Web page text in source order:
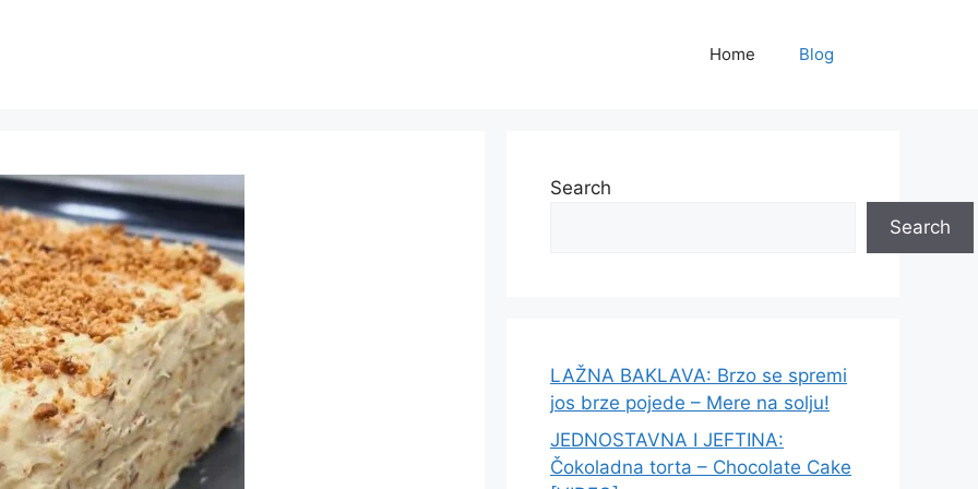
Home Blog
Search
Search
LAŽNA BAKLAVA: Brzo se spremi
jos brze pojede – Mere na solju!
JEDNOSTAVNA I JEFTINA:
Čokoladna torta – Chocolate Cake